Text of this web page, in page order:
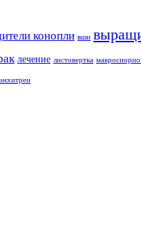
конопли вши
лечение листовертка
энхитреи